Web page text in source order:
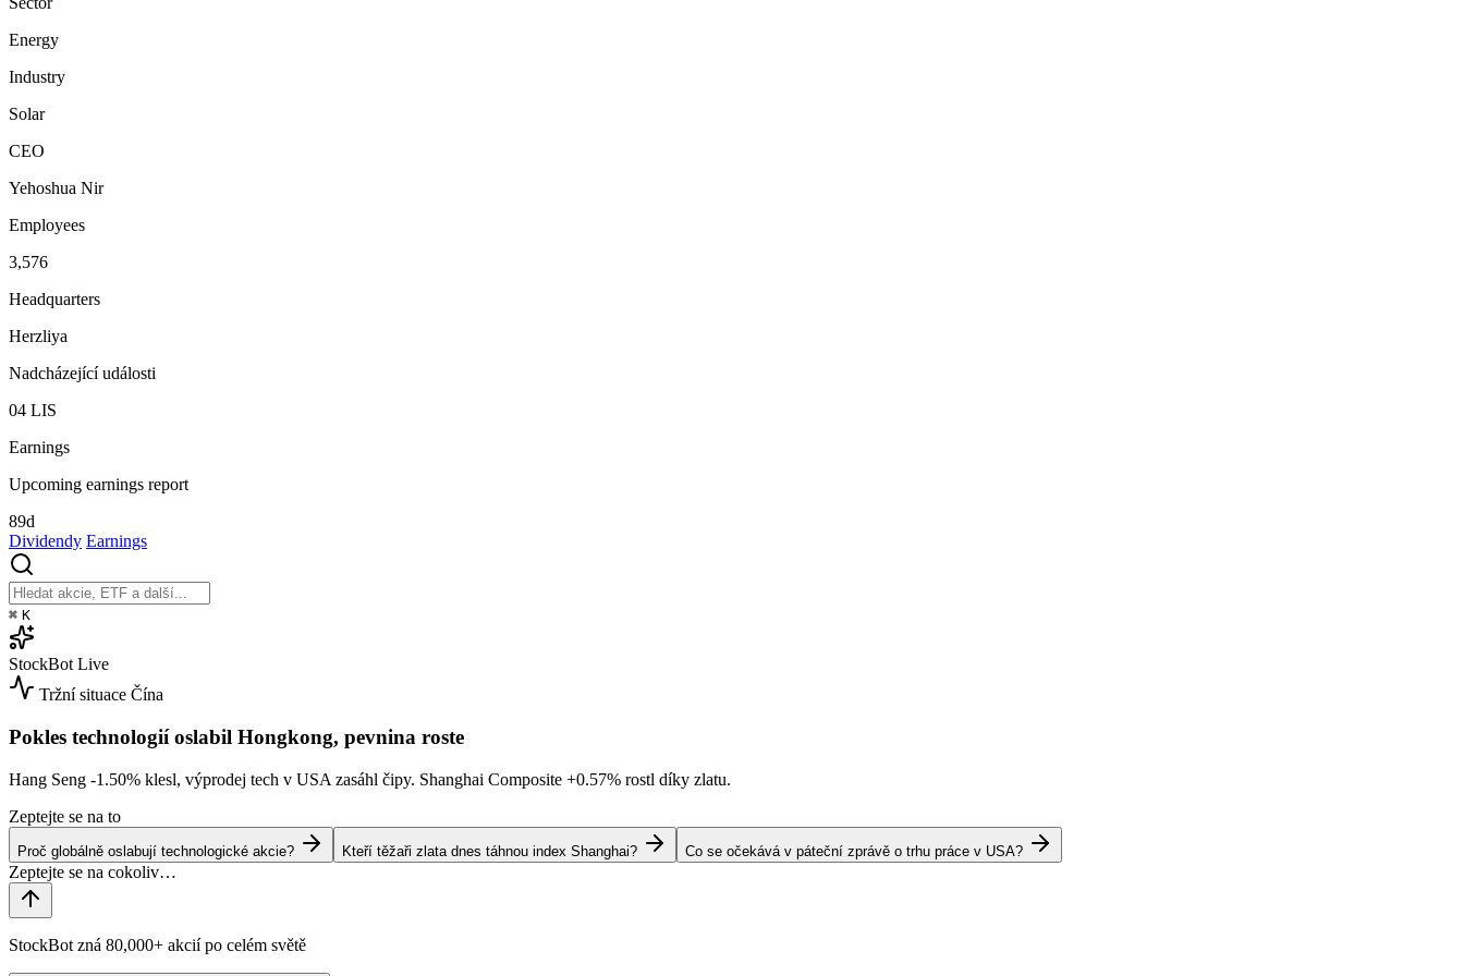
Energy
Industry
Solar
CEO
Yehoshua Nir
Employees
3,576
Headquarters
Herzliya
Nadcházející události
04 LIS
Earnings
Upcoming earnings report
89d
Dividendy Earnings
⌘ K
StockBot Live
Tržní situace Čína
Pokles technologií oslabil Hongkong, pevnina roste
Hang Seng -1.50% klesl, výprodej tech v USA zasáhl čipy. Shanghai Composite +0.57% rostl díky zlatu.
Zeptejte se na to
Proč globálně oslabují technologické akcie? Kteří těžaři zlata dnes táhnou index Shanghai? Co se očekává v páteční zprávě o trhu práce v USA?
StockBot zná 80,000+ akcií po celém světě